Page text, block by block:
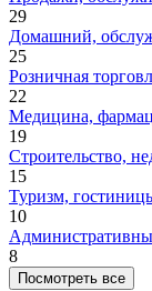
29
Домашний,
25
Розничная
22
Медицина,
19
Строительство,
15
Туризм,
10
8
Посмотреть все